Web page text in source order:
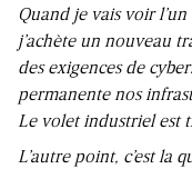
Quand je vais voir
j’achète un nouveau
des exigences de
permanente nos
Le volet industriel est
L’autre point, c’est la